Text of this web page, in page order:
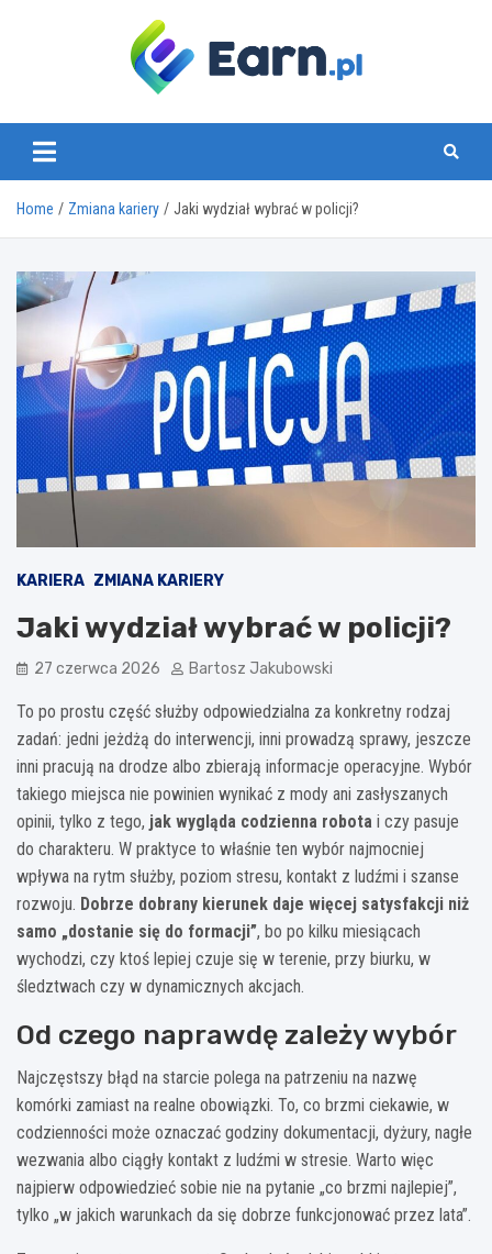
www.earn.pl
Home Zmiana kariery Jaki wydział wybrać w policji?
KARIERA ZMIANA KARIERY
Jaki wydział wybrać w policji?
27 czerwca 2026 Bartosz Jakubowski
To po prostu część służby odpowiedzialna za konkretny rodzaj
zadań: jedni jeżdżą do interwencji, inni prowadzą sprawy, jeszcze
inni pracują na drodze albo zbierają informacje operacyjne. Wybór
takiego miejsca nie powinien wynikać z mody ani zasłyszanych
opinii, tylko z tego, jak wygląda codzienna robota i czy pasuje
do charakteru. W praktyce to właśnie ten wybór najmocniej
wpływa na rytm służby, poziom stresu, kontakt z ludźmi i szanse
rozwoju. Dobrze dobrany kierunek daje więcej satysfakcji niż
samo „dostanie się do formacji”, bo po kilku miesiącach
wychodzi, czy ktoś lepiej czuje się w terenie, przy biurku, w
śledztwach czy w dynamicznych akcjach.
Od czego naprawdę zależy wybór
Najczęstszy błąd na starcie polega na patrzeniu na nazwę
komórki zamiast na realne obowiązki. To, co brzmi ciekawie, w
codzienności może oznaczać godziny dokumentacji, dyżury, nagłe
wezwania albo ciągły kontakt z ludźmi w stresie. Warto więc
najpierw odpowiedzieć sobie nie na pytanie „co brzmi najlepiej”,
tylko „w jakich warunkach da się dobrze funkcjonować przez lata”.